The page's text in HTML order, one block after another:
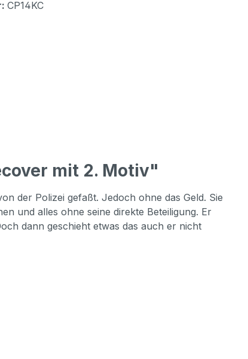
CP14KC
mit 2. Motiv"
der Polizei gefaßt. Jedoch ohne das Geld. Sie
und alles ohne seine direkte Beteiligung. Er
dann geschieht etwas das auch er nicht